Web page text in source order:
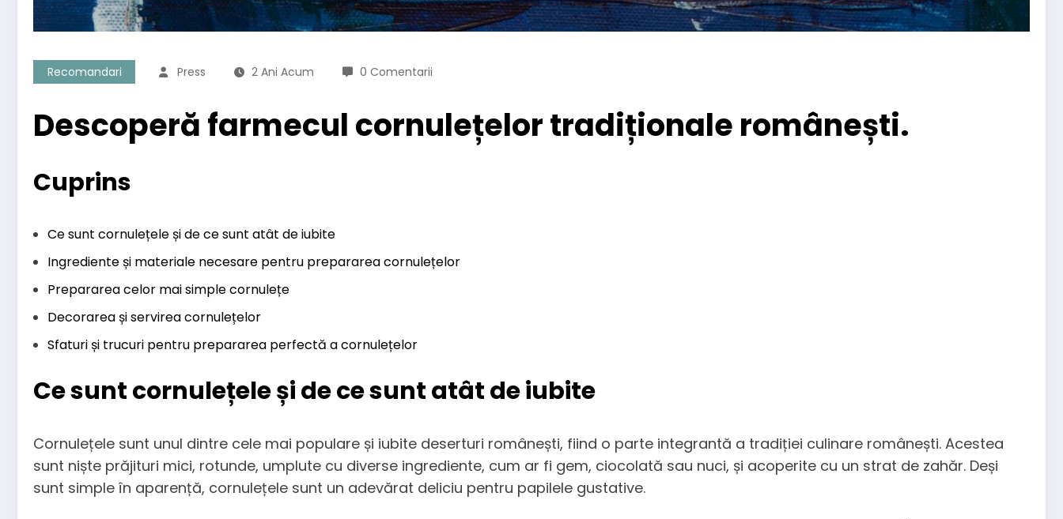
Recomandari Press 2 Ani Acum 0 Comentarii
Descoperă farmecul cornulețelor tradiționale românești.
Cuprins
Ce sunt cornulețele și de ce sunt atât de iubite
Ingrediente și materiale necesare pentru prepararea cornulețelor
Prepararea celor mai simple cornulețe
Decorarea și servirea cornulețelor
Sfaturi și trucuri pentru prepararea perfectă a cornulețelor
Ce sunt cornulețele și de ce sunt atât de iubite
Cornulețele sunt unul dintre cele mai populare și iubite deserturi românești, fiind o parte integrantă a tradiției culinare românești. Acestea
sunt niște prăjituri mici, rotunde, umplute cu diverse ingrediente, cum ar fi gem, ciocolată sau nuci, și acoperite cu un strat de zahăr. Deși
sunt simple în aparență, cornulețele sunt un adevărat deliciu pentru papilele gustative.